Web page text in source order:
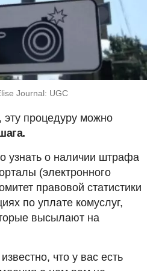
Journal: UGC
процедуру можно
узнать о наличии штрафа
(электронного
правовой статистики
по уплате комуслуг,
высылают на
что у вас есть